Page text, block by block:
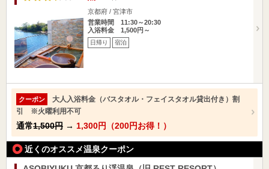
京都府 / 宮津市
営業時間 11:30～20:30
入浴料金 1,500円～
日帰り 宿泊
クーポン
大人入浴料金（バスタオル・フェイスタオル貸出付き）割
引 ※火曜利用不可
通常1,500円 → 1,300円（200円お得！）
近くのオススメ温泉クーポン